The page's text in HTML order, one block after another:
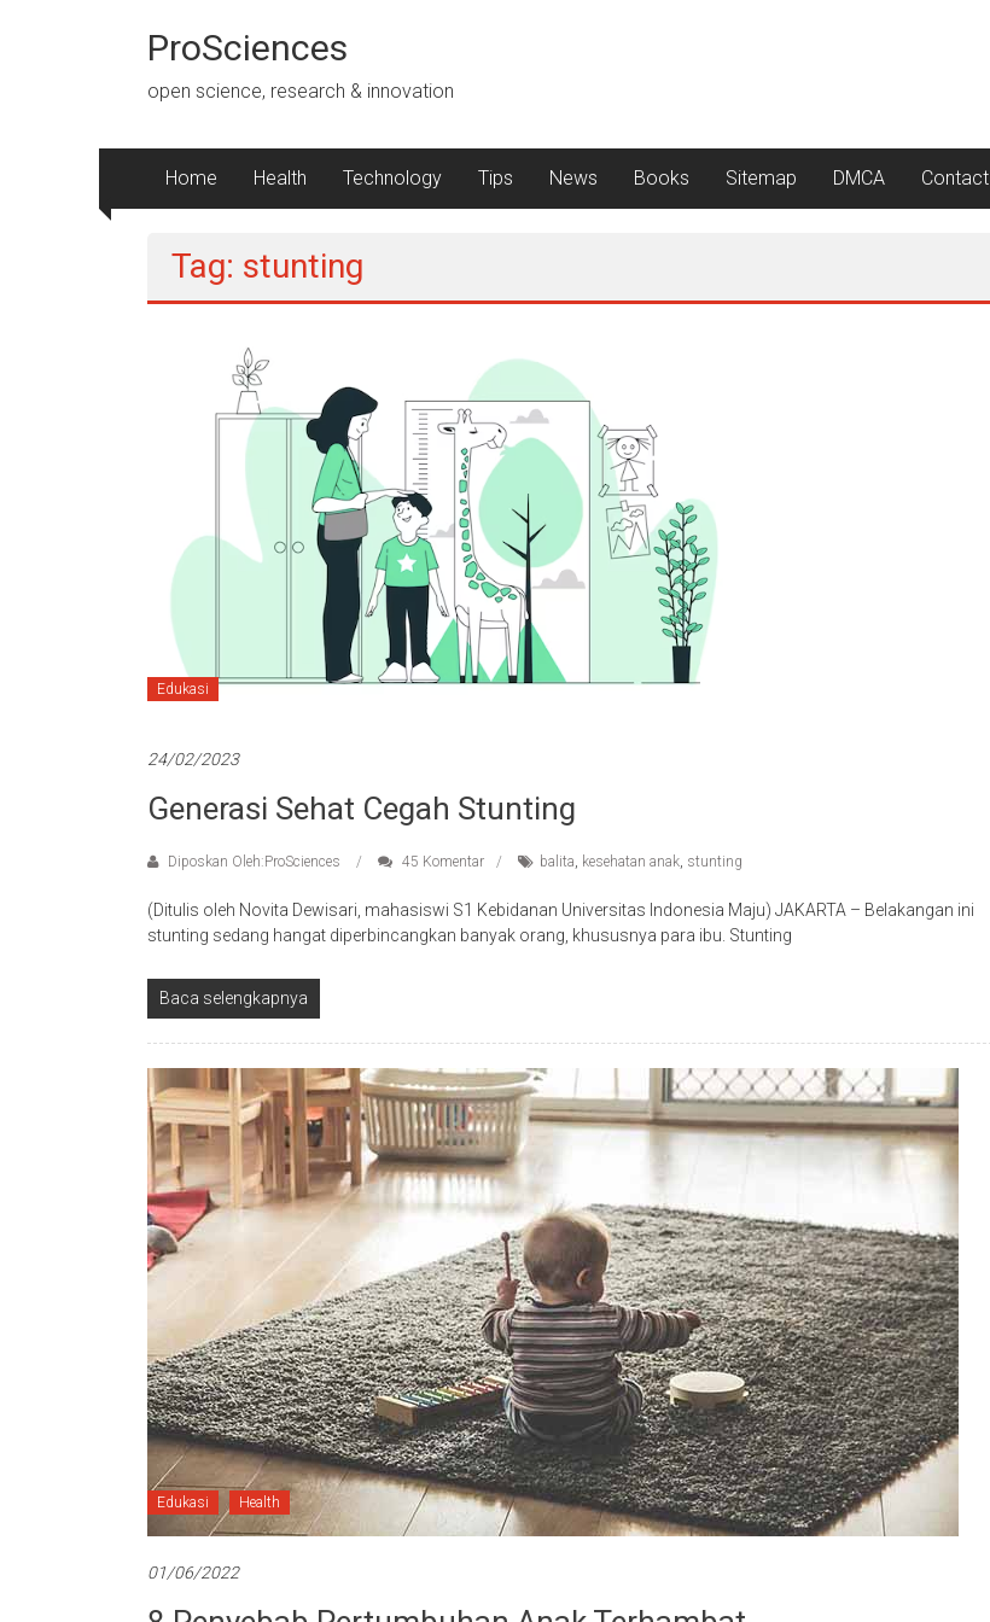
kontenProSciences
open science, research & innovation
Home Health Technology Tips News Books Sitemap DMCA Contact
Tag: stunting
Edukasi
24/02/2023
Generasi Sehat Cegah Stunting
Diposkan Oleh:ProSciences 45 Komentar balita, kesehatan anak, stunting
(Ditulis oleh Novita Dewisari, mahasiswi S1 Kebidanan Universitas Indonesia Maju) JAKARTA – Belakangan ini
stunting sedang hangat diperbincangkan banyak orang, khususnya para ibu. Stunting
Baca selengkapnya
Edukasi Health
01/06/2022